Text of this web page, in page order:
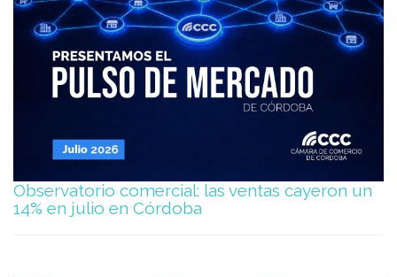
Observatorio comercial: las ventas cayeron un
14% en julio en Córdoba